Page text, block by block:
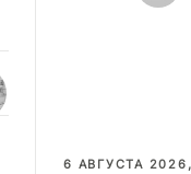
6 АВГУСТА